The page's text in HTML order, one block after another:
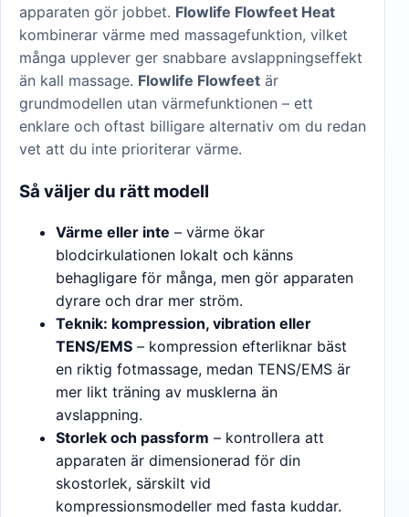
apparaten gör jobbet. Flowlife Flowfeet Heat
kombinerar värme med massagefunktion, vilket
många upplever ger snabbare avslappningseffekt
än kall massage. Flowlife Flowfeet är
grundmodellen utan värmefunktionen – ett
enklare och oftast billigare alternativ om du redan
vet att du inte prioriterar värme.
Så väljer du rätt modell
Värme eller inte – värme ökar
blodcirkulationen lokalt och känns
behagligare för många, men gör apparaten
dyrare och drar mer ström.
Teknik: kompression, vibration eller
TENS/EMS – kompression efterliknar bäst
en riktig fotmassage, medan TENS/EMS är
mer likt träning av musklerna än
avslappning.
Storlek och passform – kontrollera att
apparaten är dimensionerad för din
skostorlek, särskilt vid
kompressionsmodeller med fasta kuddar.